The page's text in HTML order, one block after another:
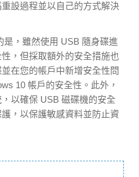
設過程並以自己的方式解決
是，雖然使用 USB 隨身碟進
，但採取額外的安全措施也
在您的帳戶中新增安全性問
10 帳戶的安全性。此外，
以確保 USB 磁碟機的安全
，以保護敏感資料並防止資